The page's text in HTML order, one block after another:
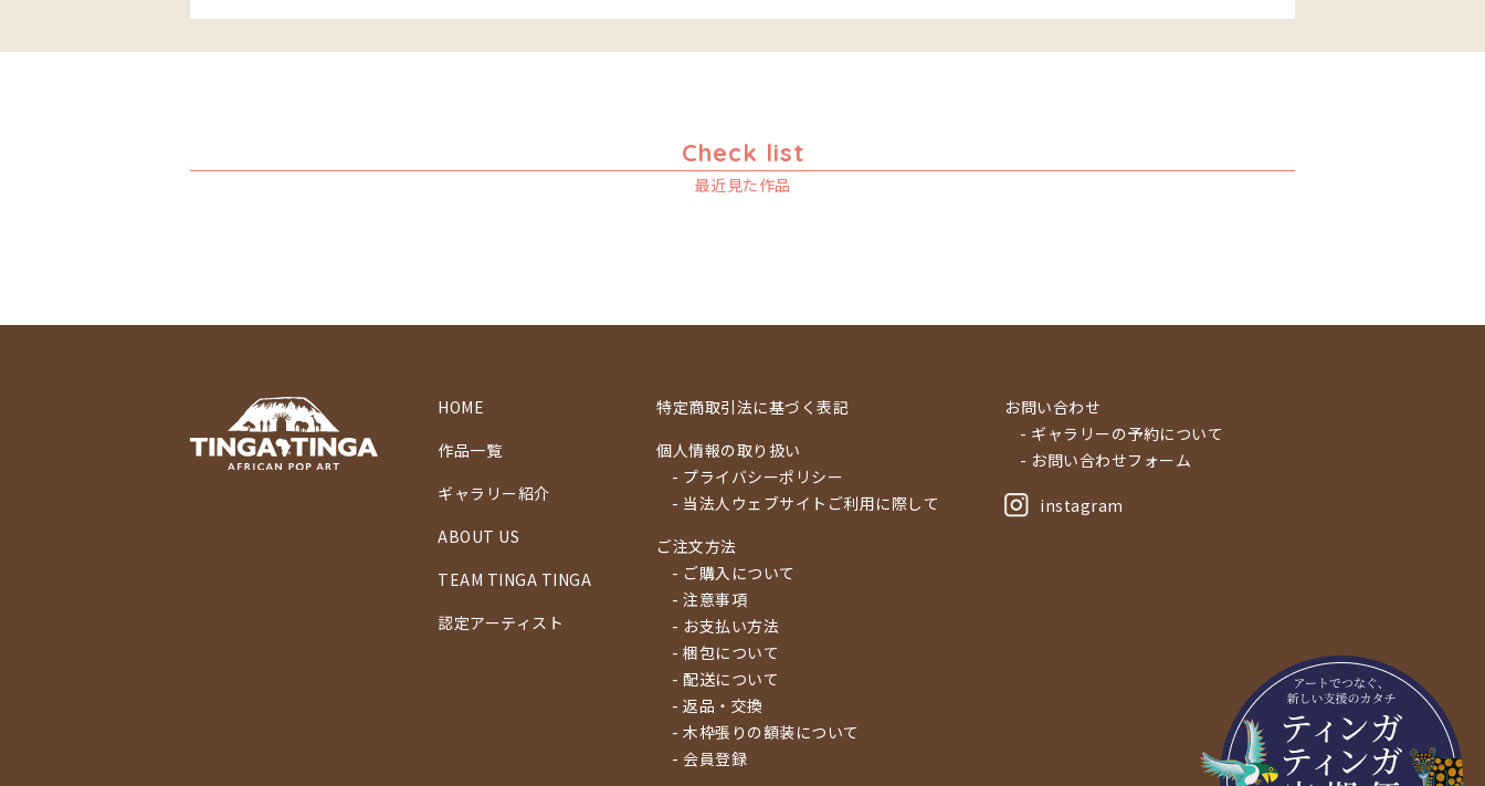
Check list
最近見た作品
HOME
作品一覧
ギャラリー紹介
ABOUT US
TEAM TINGA TINGA
認定アーティスト
特定商取引法に基づく表記
個人情報の取り扱い
- プライバシーポリシー
- 当法人ウェブサイトご利用に際して
ご注文方法
- ご購入について
- 注意事項
- お支払い方法
- 梱包について
- 配送について
- 返品・交換
- 木枠張りの額装について
- 会員登録
お問い合わせ
- ギャラリーの予約について
- お問い合わせフォーム
instagram